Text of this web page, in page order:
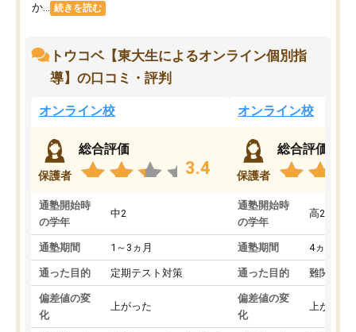
か... 続きを読む
トウコベ【東大生によるオンライン個別指
導】の口コミ・評判
オンライン校
保護者
総合評価
3.4
通塾開始時
の学年
中2
通塾期間 1～3ヵ月
通った目的 定期テスト対策
偏差値の変
化
上がった
オンライン校
保護者
総合評価
通塾開始時
の学年
高2
通塾期間 4ヵ月～1
通った目的 難関私立
偏差値の変
化
上がった